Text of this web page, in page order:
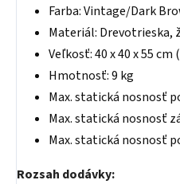
Farba: Vintage/Dark
Materiál: Drevotrieska,
Veľkosť: 40 x 40 x 55 cm
Hmotnosť: 9 kg
Max. statická nosnosť
Max. statická nosnosť
Max. statická nosnosť
Rozsah dodávky: